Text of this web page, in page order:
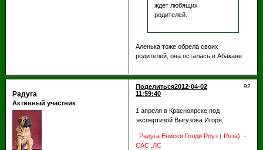
ждет любящих
родителей.
Аленька тоже обрела своих
родителей, она осталась в Абакане.
Поделиться 92
2012-04-02
11:59:40
Радуга
Активный участник
1 апреля в Красноярске под
экспертизой Выгузова Игоря,
Радуга Енисея Голди Роуз ( Роза) -
САС ,ЛС